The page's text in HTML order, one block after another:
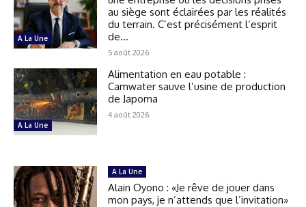
A La Une
au siège sont éclairées par les réalités
du terrain. C’est précisément l’esprit
de...
5 août 2026
A La Une
Alimentation en eau potable :
Camwater sauve l’usine de production
de Japoma
4 août 2026
A La Une
Alain Oyono : «Je rêve de jouer dans
mon pays, je n’attends que l’invitation»